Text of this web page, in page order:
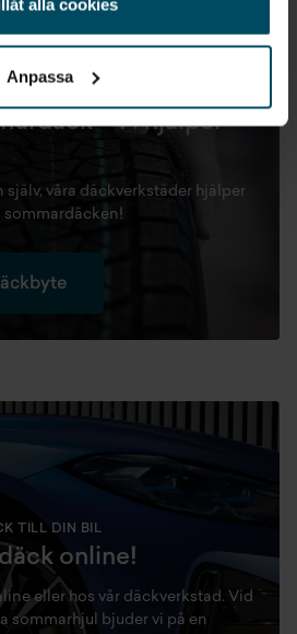
alla cookies
Anpassa
redan idag!
- Vi hjälper
våra däckverkstäder hjälper
TILL DIN BIL
online!
eller hos vår däckverkstad. Vid
sommarhjul bjuder vi på en